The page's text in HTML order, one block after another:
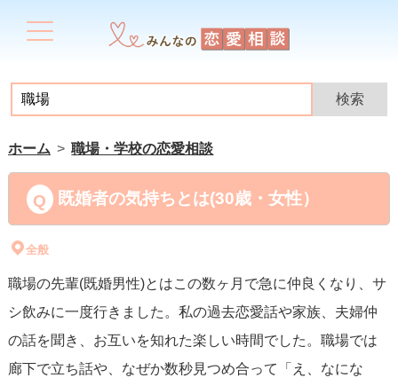
ホーム 職場・学校の恋愛相談
既婚者の気持ちとは(30歳・女性）
全般
職場の先輩(既婚男性)とはこの数ヶ月で急に仲良くなり、サ
シ飲みに一度行きました。私の過去恋愛話や家族、夫婦仲
の話を聞き、お互いを知れた楽しい時間でした。職場では
廊下で立ち話や、なぜか数秒見つめ合って「え、なにな